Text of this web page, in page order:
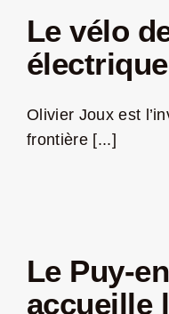
Le vélo
Olivier Joux est
frontière [...]
Le Puy-
accueille